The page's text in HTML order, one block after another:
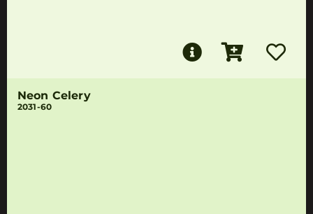
Neon Celery
2031-60